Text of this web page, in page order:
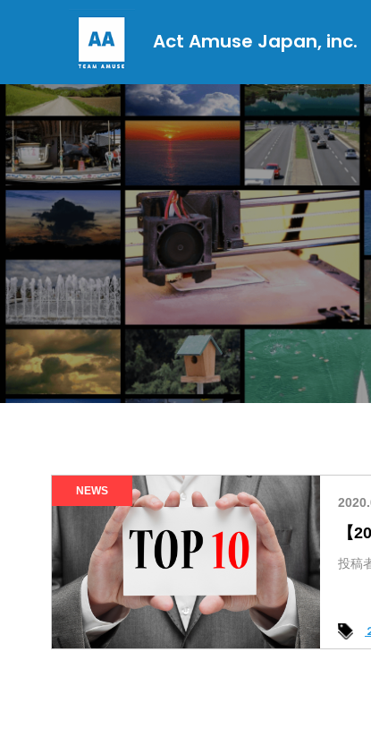
Act Amuse Japan, inc.
NEWS
【
投稿